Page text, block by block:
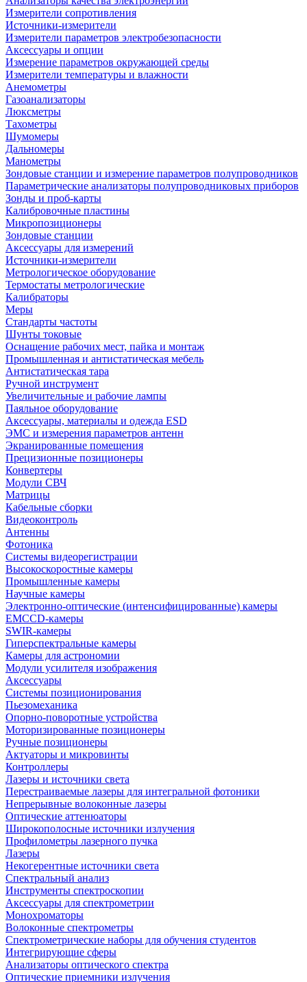
Измерители сопротивления
Источники-измерители
Измерители параметров электробезопасности
Аксессуары и опции
Измерение параметров окружающей среды
Измерители температуры и влажности
Анемометры
Газоанализаторы
Люксметры
Тахометры
Шумомеры
Дальномеры
Манометры
Зондовые станции и измерение параметров полупроводников
Параметрические анализаторы полупроводниковых приборов
Зонды и проб-карты
Калибровочные пластины
Микропозиционеры
Зондовые станции
Аксессуары для измерений
Источники-измерители
Метрологическое оборудование
Термостаты метрологические
Калибраторы
Меры
Стандарты частоты
Шунты токовые
Оснащение рабочих мест, пайка и монтаж
Промышленная и антистатическая мебель
Антистатическая тара
Ручной инструмент
Увеличительные и рабочие лампы
Паяльное оборудование
Аксессуары, материалы и одежда ESD
ЭМС и измерения параметров антенн
Экранированные помещения
Прецизионные позиционеры
Конвертеры
Модули СВЧ
Матрицы
Кабельные сборки
Видеоконтроль
Антенны
Фотоника
Cистемы видеорегистрации
Высокоскоростные камеры
Промышленные камеры
Научные камеры
Электронно-оптические (интенсифицированные) камеры
EMCCD-камеры
SWIR-камеры
Гиперспектральные камеры
Камеры для астрономии
Модули усилителя изображения
Аксессуары
Системы позиционирования
Пьезомеханика
Опорно-поворотные устройства
Моторизированные позиционеры
Ручные позиционеры
Актуаторы и микровинты
Контроллеры
Лазеры и источники света
Перестраиваемые лазеры для интегральной фотоники
Непрерывные волоконные лазеры
Оптические аттенюаторы
Широкополосные источники излучения
Профилометры лазерного пучка
Лазеры
Некогерентные источники света
Спектральный анализ
Инструменты спектроскопии
Аксессуары для спектрометрии
Монохроматоры
Волоконные спектрометры
Спектрометрические наборы для обучения студентов
Интегрирующие сферы
Анализаторы оптического спектра
Оптические приемники излучения